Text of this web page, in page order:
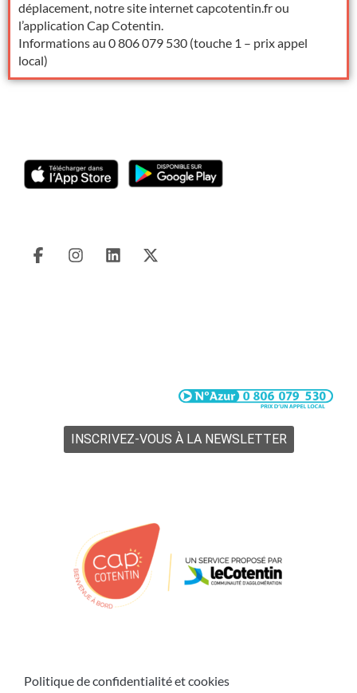
déplacement, notre site internet capcotentin.fr ou
l’application Cap Cotentin.
Informations au 0 806 079 530 (touche 1 – prix appel
local)
INSCRIVEZ-VOUS À LA NEWSLETTER
Politique de confidentialité et cookies